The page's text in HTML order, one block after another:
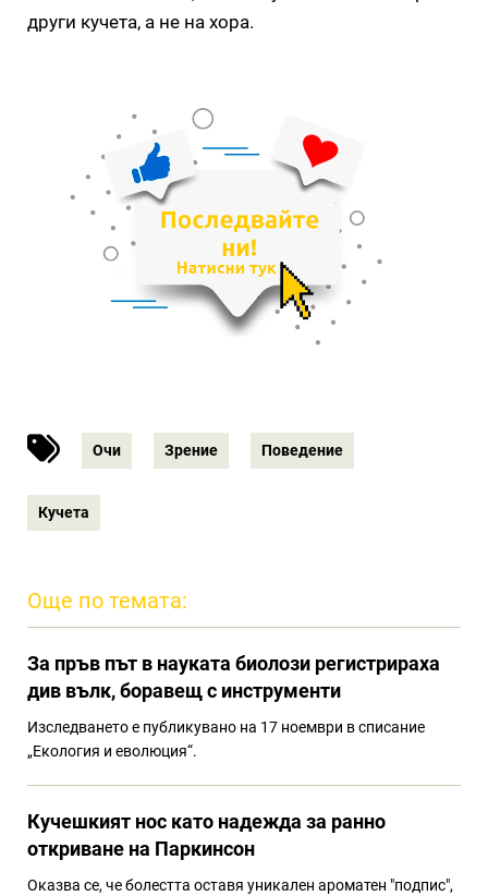
други кучета, а не на хора.
Очи Зрение Поведение
Кучета
Още по темата:
За пръв път в науката биолози регистрираха
див вълк, боравещ с инструменти
Изследването е публикувано на 17 ноември в списание
„Екология и еволюция“.
Кучешкият нос като надежда за ранно
откриване на Паркинсон
Оказва се, че болестта оставя уникален ароматен "подпис",